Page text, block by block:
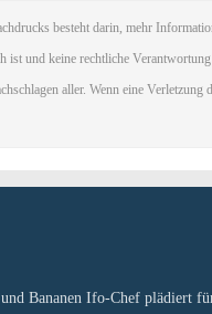
besteht darin, mehr
ist und keine rechtliche
aller. Wenn eine Verletzung
Bananen Ifo-Chef plädiert